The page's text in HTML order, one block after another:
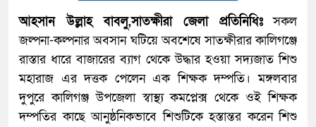
আহসান উল্লাহ বাবলু,সাতক্ষীরা জেলা প্রতিনিধিঃসকল
জল্পনা-কল্পনার অবসান ঘটিয়ে অবশেষে সাতক্ষীরার কালিগঞ্জে
রাস্তার ধারে বাজারের ব্যাগ থেকে উদ্ধার হওয়া সদ্যজাত শিশু
মহারাজ এর দত্তক পেলেন এক শিক্ষক দম্পতি। মঙ্গলবার
দুপুরে কালিগঞ্জ উপজেলা স্বাস্থ্য কমপ্লেক্স থেকে ওই শিক্ষক
দম্পতির কাছে আনুষ্ঠনিকভাবে শিশুটিকে হস্তান্তর করেন শিশু